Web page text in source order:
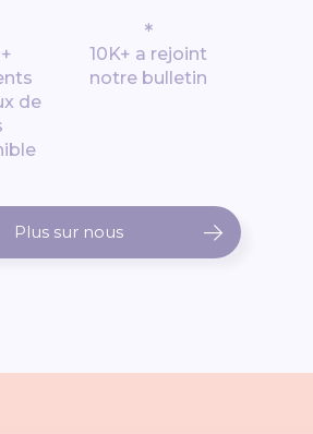
de
*
10K+ a rejoint
notre bulletin
Plus sur nous